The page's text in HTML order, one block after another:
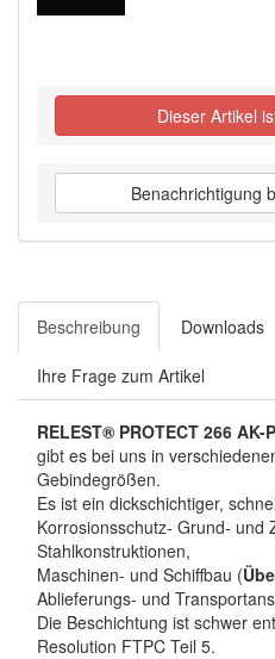
Dieser Artikel
Benachrichtigung
Beschreibung Downloads
Ihre Frage zum Artikel
RELEST® PROTECT 266 AK-
gibt es bei uns in
Gebindegrößen.
Es ist ein dickschichtiger,
Korrosionsschutz- Grund- und
Stahlkonstruktionen,
Maschinen- und Schiffbau (
Ablieferungs- und
Die Beschichtung ist schwer
Resolution FTPC Teil 5.